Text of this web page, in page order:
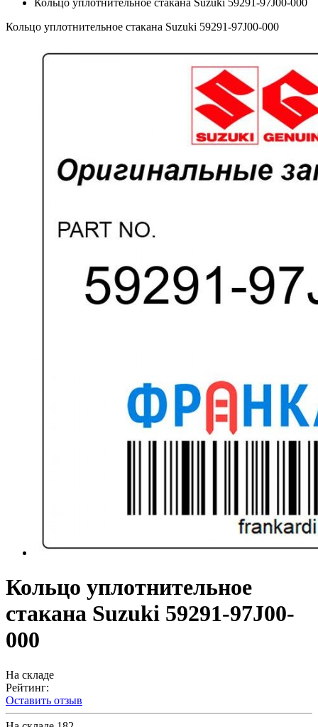
Кольцо уплотнительное стакана Suzuki 59291-97J00-000
Кольцо уплотнительное стакана Suzuki 59291-97J00-000
Кольцо уплотнительное
стакана Suzuki 59291-97J00-
000
На складе
Рейтинг:
Оставить отзыв